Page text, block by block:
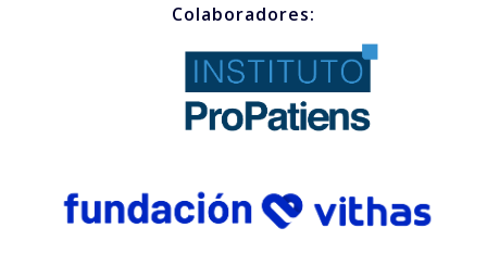
Colaboradores: